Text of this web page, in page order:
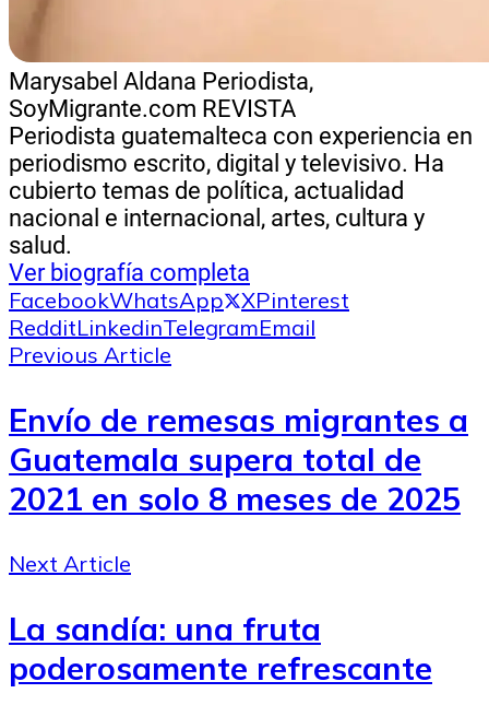
Marysabel Aldana Periodista,
SoyMigrante.com REVISTA
Periodista guatemalteca con experiencia en
periodismo escrito, digital y televisivo. Ha
cubierto temas de política, actualidad
nacional e internacional, artes, cultura y
salud.
Ver biografía completa
FacebookWhatsApp XPinterest
RedditLinkedinTelegramEmail
Previous Article
Envío de remesas migrantes a
Guatemala supera total de
2021 en solo 8 meses de 2025
Next Article
La sandía: una fruta
poderosamente refrescante